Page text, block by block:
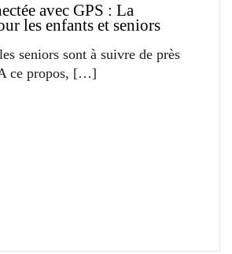
avec GPS : La
les enfants et seniors
seniors sont à suivre de près
ce propos,